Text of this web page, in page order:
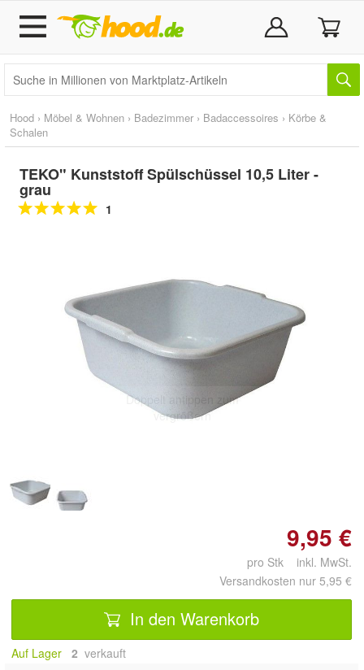
Hood › Möbel & Wohnen › Badezimmer › Badaccessoires › Körbe &
Schalen
TEKO" Kunststoff Spülschüssel 10,5 Liter -
grau
1
Doppelt antippen zum
vergrößern
9,95 €
pro Stk inkl. MwSt.
Versandkosten nur 5,95 €
In den Warenkorb
Auf Lager 2 verkauft